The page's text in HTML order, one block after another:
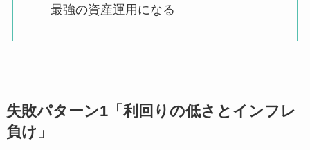
最強の資産運用になる
失敗パターン1「利回りの低さとインフレ
負け」